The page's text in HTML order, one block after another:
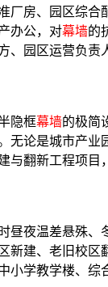
房、园区综合
办公，对幕墙的
园区运营负责
隐框幕墙的极简
无论是城市产
翻新工程项
昼夜温差悬殊
新建、老旧校
学教学楼、